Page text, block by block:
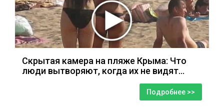
Скрытая камера на пляже Крыма: Что
люди вытворяют, когда их не видят...
Подробнее >>